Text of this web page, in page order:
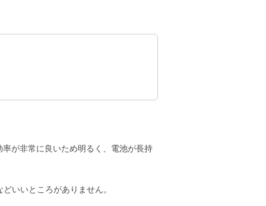
が非常に良いため明るく、電池が長持
いいところがありません。